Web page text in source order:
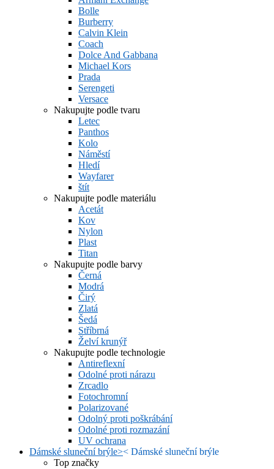
Bolle
Burberry
Calvin Klein
Coach
Dolce And Gabbana
Michael Kors
Prada
Serengeti
Versace
Nakupujte podle tvaru
Letec
Panthos
Kolo
Náměstí
Hledí
Wayfarer
štít
Nakupujte podle materiálu
Acetát
Kov
Nylon
Plast
Titan
Nakupujte podle barvy
Černá
Modrá
Čirý
Zlatá
Šedá
Stříbrná
Želví krunýř
Nakupujte podle technologie
Antireflexní
Odolné proti nárazu
Zrcadlo
Fotochromní
Polarizované
Odolný proti poškrábání
Odolné proti rozmazání
UV ochrana
Dámské sluneční brýle>< Dámské sluneční brýle
Top značky